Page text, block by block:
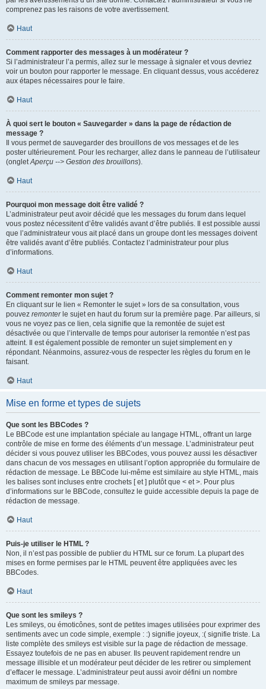
comprenez pas les raisons de votre avertissement.
Haut
Comment rapporter des messages à un modérateur ?
Si l’administrateur l’a permis, allez sur le message à signaler et vous devriez
voir un bouton pour rapporter le message. En cliquant dessus, vous accéderez
aux étapes nécessaires pour le faire.
Haut
À quoi sert le bouton « Sauvegarder » dans la page de rédaction de
message ?
Il vous permet de sauvegarder des brouillons de vos messages et de les
poster ultérieurement. Pour les recharger, allez dans le panneau de l’utilisateur
(ongletAperçu --> Gestion des brouillons).
Haut
Pourquoi mon message doit être validé ?
L’administrateur peut avoir décidé que les messages du forum dans lequel
vous postez nécessitent d’être validés avant d’être publiés. Il est possible aussi
que l’administrateur vous ait placé dans un groupe dont les messages doivent
être validés avant d’être publiés. Contactez l’administrateur pour plus
d’informations.
Haut
Comment remonter mon sujet ?
En cliquant sur le lien « Remonter le sujet » lors de sa consultation, vous
pouvez remonterle sujet en haut du forum sur la première page. Par ailleurs, si
vous ne voyez pas ce lien, cela signifie que la remontée de sujet est
désactivée ou que l’intervalle de temps pour autoriser la remontée n’est pas
atteint. Il est également possible de remonter un sujet simplement en y
répondant. Néanmoins, assurez-vous de respecter les règles du forum en le
faisant.
Haut
Mise en forme et types de sujets
Que sont les BBCodes ?
Le BBCode est une implantation spéciale au langage HTML, offrant un large
contrôle de mise en forme des éléments d’un message. L’administrateur peut
décider si vous pouvez utiliser les BBCodes, vous pouvez aussi les désactiver
dans chacun de vos messages en utilisant l’option appropriée du formulaire de
rédaction de message. Le BBCode lui-même est similaire au style HTML, mais
les balises sont incluses entre crochets [ et ] plutôt que < et >. Pour plus
d’informations sur le BBCode, consultez le guide accessible depuis la page de
rédaction de message.
Haut
Puis-je utiliser le HTML ?
Non, il n’est pas possible de publier du HTML sur ce forum. La plupart des
mises en forme permises par le HTML peuvent être appliquées avec les
BBCodes.
Haut
Que sont les smileys ?
Les smileys, ou émoticônes, sont de petites images utilisées pour exprimer des
sentiments avec un code simple, exemple : :) signifie joyeux, :( signifie triste. La
liste complète des smileys est visible sur la page de rédaction de message.
Essayez toutefois de ne pas en abuser. Ils peuvent rapidement rendre un
message illisible et un modérateur peut décider de les retirer ou simplement
d’effacer le message. L’administrateur peut aussi avoir défini un nombre
maximum de smileys par message.